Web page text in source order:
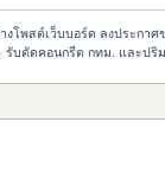
งโพสต์เว็บบอร์ด ลงประกาศ
รับตัดคอนกรีต กทม. และปริ